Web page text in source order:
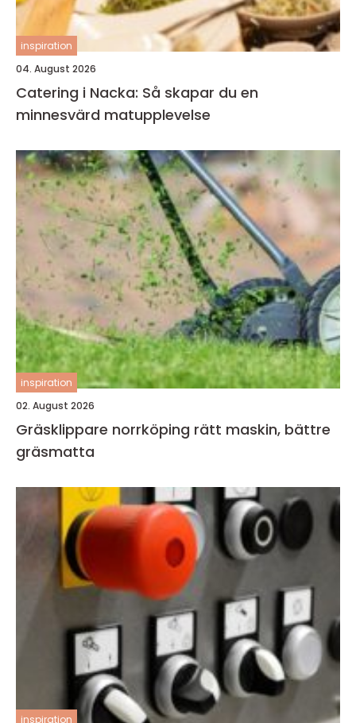
inspiration
04. August 2026
Catering i Nacka: Så skapar du en
minnesvärd matupplevelse
inspiration
02. August 2026
Gräsklippare norrköping rätt maskin, bättre
gräsmatta
inspiration